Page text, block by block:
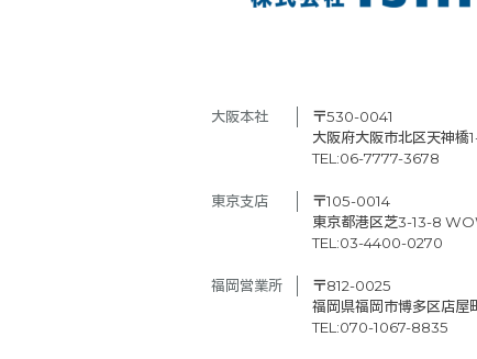
大阪本社
〒530-0041
大阪府大阪市北区天神
TEL:06-7777-3678
東京支店
〒105-0014
東京都港区芝3-13-8
TEL:03-4400-0270
福岡営業所
〒812-0025
福岡県福岡市博多区店屋
TEL:070-1067-8835